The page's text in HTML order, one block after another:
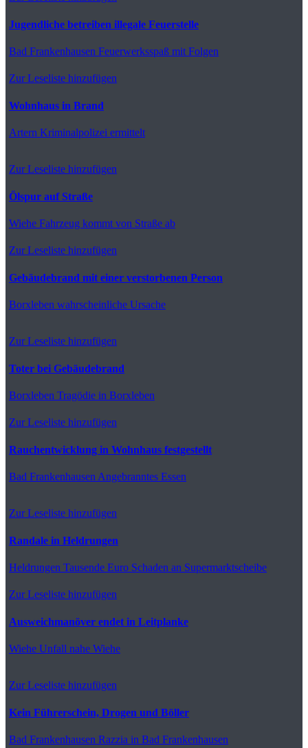
Jugendliche betreiben illegale Feuerstelle
Bad Frankenhausen Feuerwerksspaß mit Folgen
Zur Leseliste hinzufügen
Wohnhaus in Brand
Artern Kriminalpolizei ermittelt
Zur Leseliste hinzufügen
Ölspur auf Straße
Wiehe Fahrzeug kommt von Straße ab
Zur Leseliste hinzufügen
Gebäudebrand mit einer verstorbenen Person
Borxleben wahrscheinliche Ursache
Zur Leseliste hinzufügen
Toter bei Gebäudebrand
Borxleben Tragödie in Borxleben
Zur Leseliste hinzufügen
Rauchentwicklung in Wohnhaus festgestellt
Bad Frankenhausen Angebranntes Essen
Zur Leseliste hinzufügen
Randale in Heldrungen
Heldrungen Tausende Euro Schaden an Supermarktscheibe
Zur Leseliste hinzufügen
Ausweichmanöver endet in Leitplanke
Wiehe Unfall nahe Wiehe
Zur Leseliste hinzufügen
Kein Führerschein, Drogen und Böller
Bad Frankenhausen Razzia in Bad Frankenhausen